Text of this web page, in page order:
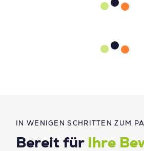
IN WENIGEN SCHRITTEN ZUM
Bereit für
Ihre